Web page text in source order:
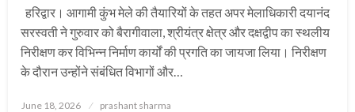
हरिद्वार। आगामी कुंभ मेले की तैयारियों के तहत अपर मेलाधिकारी दयानंद
सरस्वती ने गुरुवार को बैरागीवाला, श्रीयंत्र क्षेत्र और दक्षद्वीप का स्थलीय
निरीक्षण कर विभिन्न निर्माण कार्यों की प्रगति का जायजा लिया। निरीक्षण
के दौरान उन्होंने संबंधित विभागों और…
Posted
June 18, 2026 prashant sharma